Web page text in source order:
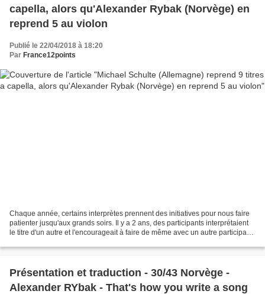
capella, alors qu'Alexander Rybak (Norvège) en
reprend 5 au violon
Publié le 22/04/2018 à 18:20
Par France12points
Chaque année, certains interprètes prennent des initiatives pour nous faire
patienter jusqu'aux grands soirs. Il y a 2 ans, des participants interprétaient
le titre d'un autre et l'encourageait à faire de même avec un autre participant.
Présentation et traduction - 30/43 Norvège -
Alexander RYbak - That's how you write a song